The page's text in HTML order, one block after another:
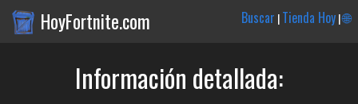
HoyFortnite.com Buscar |Tienda Hoy|🌐
Información detallada: